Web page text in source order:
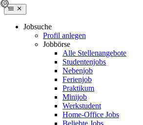
Jobsuche
Profil anlegen
Jobbörse
Alle Stellenangebote
Studentenjobs
Nebenjob
Ferienjob
Praktikum
Minijob
Werkstudent
Home-Office Jobs
Beliebte Jobs